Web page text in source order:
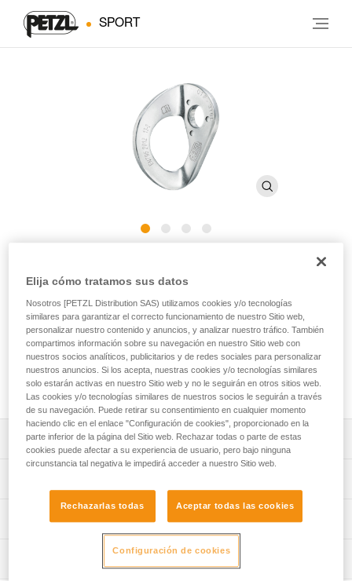
SPORT
Plaqueta de acero inoxidable para utilizar en exteriores
tradicionales (pack de 20)
Plaqueta de acero inoxidable para utilización en exteriores
tradicionales. Clavijas disponibles en diámetros de 10 o 12
mm.
Descripción
- Realizada en acero inoxidable de 316L que ofrece una
excelente resistencia a la corrosión para exteriores
tradicionales.
- Sistema antirrotación de la plaqueta: relieves en la cara
posterior que impiden que la plaqueta gire cuando se
instala el anclaje, pero también durante la utilización,
Materiales: acero inoxidable 316L
Certificaciones: EN 795 A, GB 30862/A
Información técnica
Elija cómo tratamos sus datos
Nosotros [PETZL Distribution SAS) utilizamos cookies y/o tecnologías
similares para garantizar el correcto funcionamiento de nuestro Sitio web,
personalizar nuestro contenido y anuncios, y analizar nuestro tráfico. También
compartimos información sobre su navegación en nuestro Sitio web con
nuestros socios analíticos, publicitarios y de redes sociales para personalizar
nuestros anuncios. Si los acepta, nuestras cookies y/o tecnologías similares
solo estarán activas en nuestro Sitio web y no le seguirán en otros sitios web.
Las cookies y/o tecnologías similares de nuestros socios le seguirán a través
de su navegación. Puede retirar su consentimiento en cualquier momento
haciendo clic en el enlace "Configuración de cookies", proporcionado en la
parte inferior de la página del Sitio web. Rechazar todas o parte de estas
cookies puede afectar a su experiencia de usuario, pero bajo ninguna
circunstancia tal negativa le impedirá acceder a nuestro Sitio web.
Rechazarlas todas Aceptar todas las cookies
Configuración de cookies